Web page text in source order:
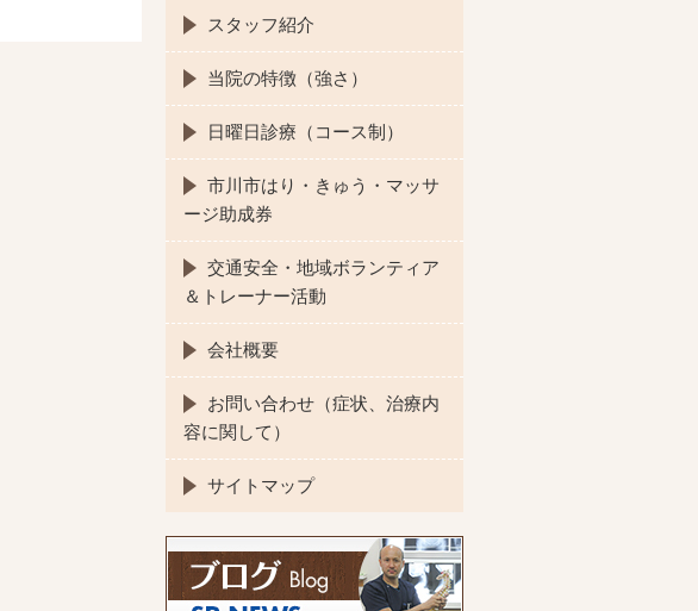
スタッフ紹介
当院の特徴（強さ）
日曜日診療（コース制）
市川市はり・きゅう・マッサ
ージ助成券
交通安全・地域ボランティア
＆トレーナー活動
会社概要
お問い合わせ（症状、治療内
容に関して）
サイトマップ